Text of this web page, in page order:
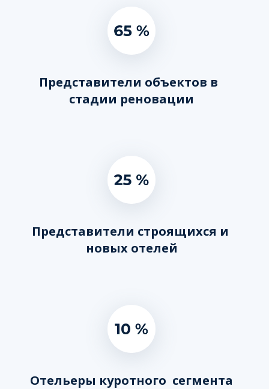
Представители объектов в
стадии реновации
Представители строящихся и
новых отелей
Отельеры куротного  сегмента